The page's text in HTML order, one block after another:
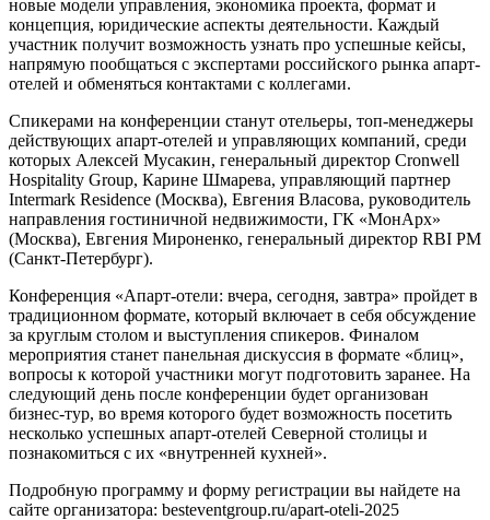
новые модели управления, экономика проекта, формат и
концепция, юридические аспекты деятельности. Каждый
участник получит возможность узнать про успешные кейсы,
напрямую пообщаться с экспертами российского рынка апарт-
отелей и обменяться контактами с коллегами.
Спикерами на конференции станут отельеры, топ-менеджеры
действующих апарт-отелей и управляющих компаний, среди
которых Алексей Мусакин, генеральный директор Cronwell
Hospitality Group, Карине Шмарева, управляющий партнер
Intermark Residence (Москва), Евгения Власова, руководитель
направления гостиничной недвижимости, ГК «МонАрх»
(Москва), Евгения Мироненко, генеральный директор RBI PM
(Санкт-Петербург).
Конференция «Апарт-отели: вчера, сегодня, завтра» пройдет в
традиционном формате, который включает в себя обсуждение
за круглым столом и выступления спикеров. Финалом
мероприятия станет панельная дискуссия в формате «блиц»,
вопросы к которой участники могут подготовить заранее. На
следующий день после конференции будет организован
бизнес-тур, во время которого будет возможность посетить
несколько успешных апарт-отелей Северной столицы и
познакомиться с их «внутренней кухней».
Подробную программу и форму регистрации вы найдете на
сайте организатора: besteventgroup.ru/apart-oteli-2025